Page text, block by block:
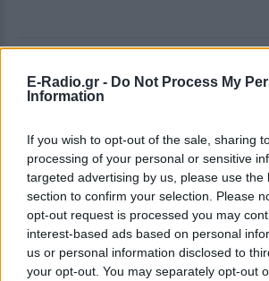
E-Radio.gr - Do Not Process My
Information
If you wish to opt-out of the sale, sharing
processing of your personal or sensitive
targeted advertising by us, please use the
section to confirm your selection. Please
opt-out request is processed you may
interest-based ads based on personal
us or personal information disclosed to
your opt-out. You may separately opt-out
Αλλά μετά από μια σειρά από
προσπάθησε ξανά να καταταγεί.
ήταν υποχρέωση του, αφού την ίδια
σκότωνε εκατομμύρια ανθρώπους.
αλλά δεν το έβαλε κάτω και μετά
προσπάθειες έστειλε γράμμα
Roosevelt το 1944,